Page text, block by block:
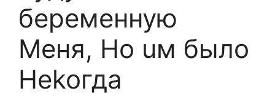
бepeменную
Meня, Ho uм былo
Hekoгда